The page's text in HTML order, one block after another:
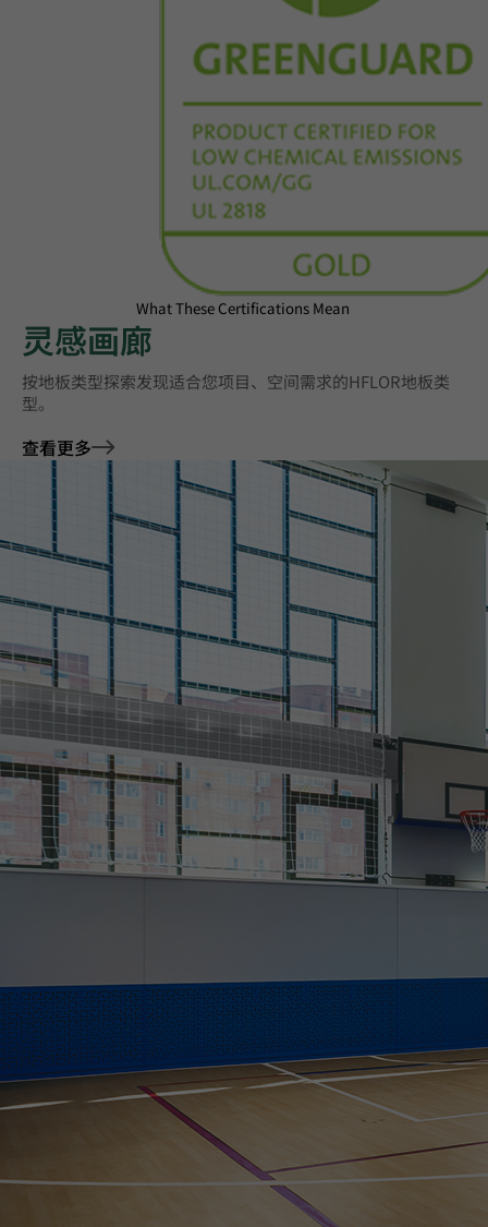
What These Certifications Mean
灵感画廊
按地板类型探索发现适合您项目、空间需求的HFLOR地板类
型。
查看更多